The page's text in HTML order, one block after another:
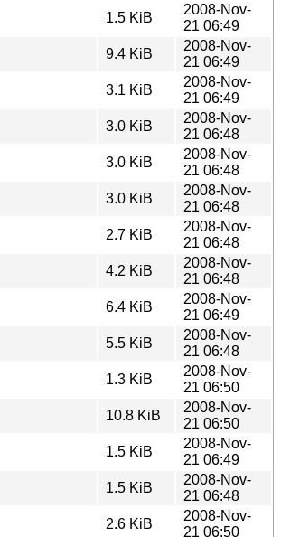
1.5 KiB
2008-Nov-
21 06:49
9.4 KiB
2008-Nov-
21 06:49
3.1 KiB
2008-Nov-
21 06:49
3.0 KiB
2008-Nov-
21 06:48
3.0 KiB
2008-Nov-
21 06:48
3.0 KiB
2008-Nov-
21 06:48
2.7 KiB
2008-Nov-
21 06:48
4.2 KiB
2008-Nov-
21 06:48
6.4 KiB
2008-Nov-
21 06:49
5.5 KiB
2008-Nov-
21 06:48
1.3 KiB
2008-Nov-
21 06:50
10.8 KiB
2008-Nov-
21 06:50
1.5 KiB
2008-Nov-
21 06:49
1.5 KiB
2008-Nov-
21 06:48
2.6 KiB
2008-Nov-
21 06:50